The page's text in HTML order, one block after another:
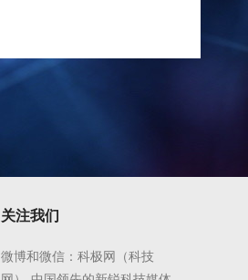
关注我们
微博和微信：科极网（科技